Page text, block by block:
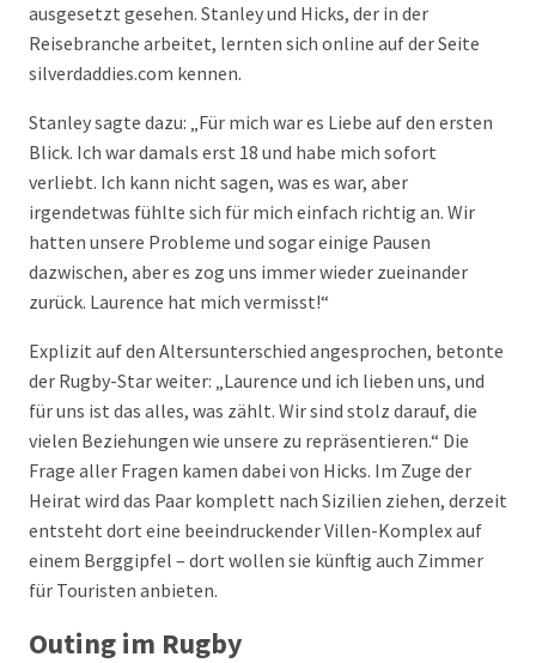
ausgesetzt gesehen. Stanley und Hicks, der in der
Reisebranche arbeitet, lernten sich online auf der Seite
silverdaddies.com kennen.
Stanley sagte dazu: „Für mich war es Liebe auf den ersten
Blick. Ich war damals erst 18 und habe mich sofort
verliebt. Ich kann nicht sagen, was es war, aber
irgendetwas fühlte sich für mich einfach richtig an. Wir
hatten unsere Probleme und sogar einige Pausen
dazwischen, aber es zog uns immer wieder zueinander
zurück. Laurence hat mich vermisst!“
Explizit auf den Altersunterschied angesprochen, betonte
der Rugby-Star weiter: „Laurence und ich lieben uns, und
für uns ist das alles, was zählt. Wir sind stolz darauf, die
vielen Beziehungen wie unsere zu repräsentieren.“ Die
Frage aller Fragen kamen dabei von Hicks. Im Zuge der
Heirat wird das Paar komplett nach Sizilien ziehen, derzeit
entsteht dort eine beeindruckender Villen-Komplex auf
einem Berggipfel – dort wollen sie künftig auch Zimmer
für Touristen anbieten.
Outing im Rugby